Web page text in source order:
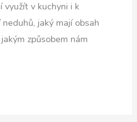
využít v kuchyni i k
jaký mají obsah
způsobem nám